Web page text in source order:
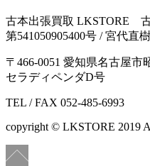
古本出張買取 LKSTORE
第541050905400号 / 宮代直樹
〒466-0051 愛知県名古屋市
セラディペンダD号
TEL / FAX 052-485-6993
copyright © LKSTORE 2019